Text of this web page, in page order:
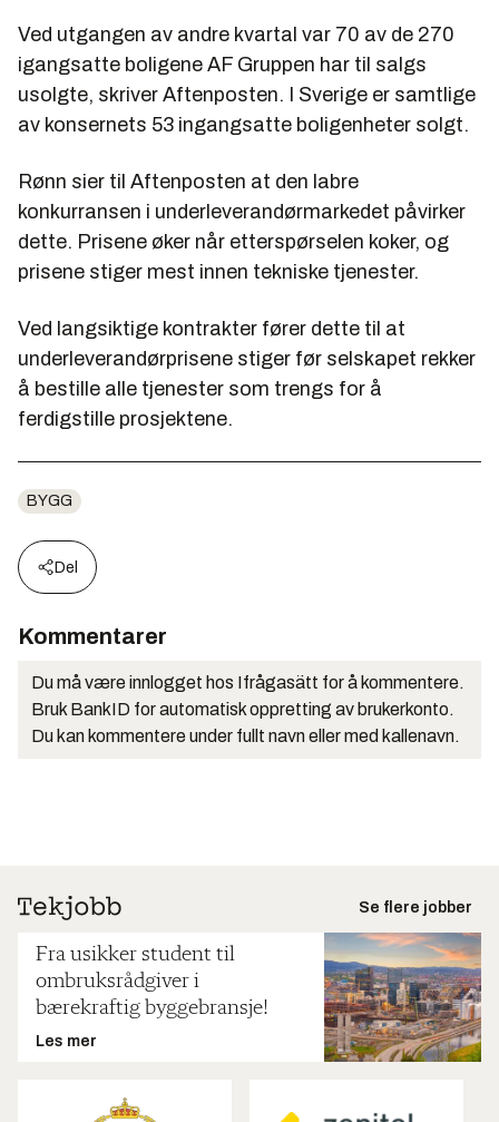
Ved utgangen av andre kvartal var 70 av de 270
igangsatte boligene AF Gruppen har til salgs
usolgte, skriver Aftenposten. I Sverige er samtlige
av konsernets 53 ingangsatte boligenheter solgt.
Rønn sier til Aftenposten at den labre
konkurransen i underleverandørmarkedet påvirker
dette. Prisene øker når etterspørselen koker, og
prisene stiger mest innen tekniske tjenester.
Ved langsiktige kontrakter fører dette til at
underleverandørprisene stiger før selskapet rekker
å bestille alle tjenester som trengs for å
ferdigstille prosjektene.
BYGG
Del
Kommentarer
Du må være innlogget hos Ifrågasätt for å kommentere.
Bruk BankID for automatisk oppretting av brukerkonto.
Du kan kommentere under fullt navn eller med kallenavn.
Se flere jobber
Fra usikker student til
ombruksrådgiver i
bærekraftig byggebransje!
Les mer